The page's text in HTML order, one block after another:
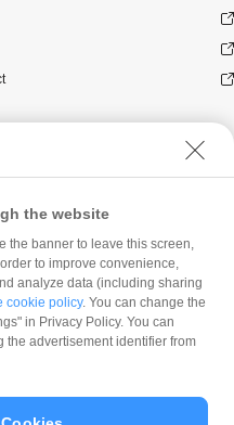
方
the website
the banner to leave this screen,
to improve convenience,
analyze data (including sharing
cookie policy. You can change the
in Privacy Policy. You can
the advertisement identifier from